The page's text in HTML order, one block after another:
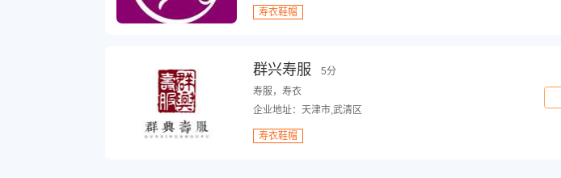
寿衣鞋帽
群兴寿服
5分
寿服，寿衣
企业地址：天津市,武清区
寿衣鞋帽